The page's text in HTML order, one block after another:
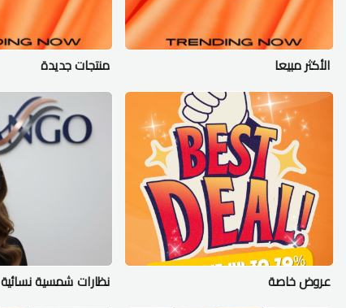
الأكثر مبيعا منتجات جديدة
عروض خاصة نظارات شمسية نسائية